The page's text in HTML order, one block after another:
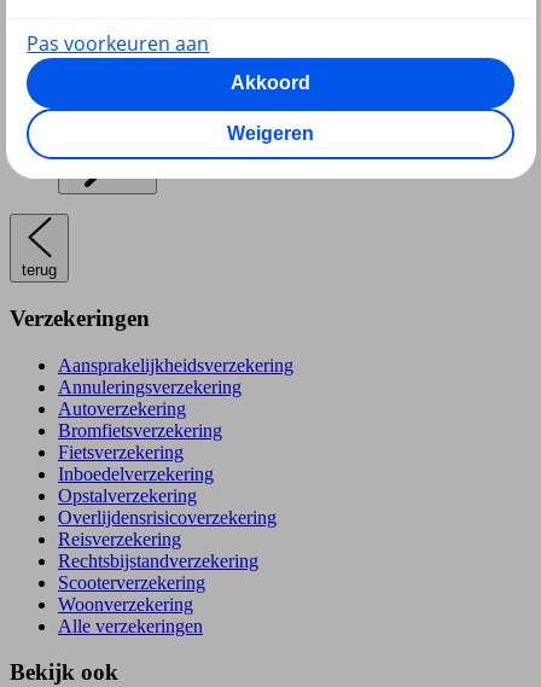
terug
Verzekeringen
Aansprakelijkheidsverzekering
Annuleringsverzekering
Autoverzekering
Bromfietsverzekering
Fietsverzekering
Inboedelverzekering
Opstalverzekering
Overlijdensrisicoverzekering
Reisverzekering
Rechtsbijstandverzekering
Scooterverzekering
Woonverzekering
Alle verzekeringen
Bekijk ook
Pas voorkeuren aan
Akkoord
Weigeren